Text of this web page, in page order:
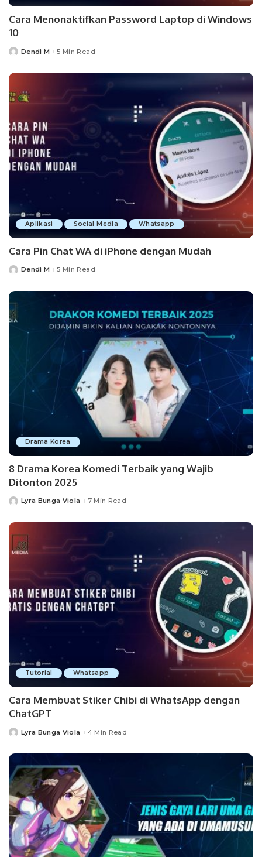
Cara Menonaktifkan Password Laptop di Windows
10
PostedDendi M 5 Min Read
Aplikasi Social Media Whatsapp
Cara Pin Chat WA di iPhone dengan Mudah
PostedDendi M 5 Min Read
Drama Korea
8 Drama Korea Komedi Terbaik yang Wajib
Ditonton 2025
PostedLyra Bunga Viola 7 Min Read
Tutorial Whatsapp
Cara Membuat Stiker Chibi di WhatsApp dengan
ChatGPT
PostedLyra Bunga Viola 4 Min Read